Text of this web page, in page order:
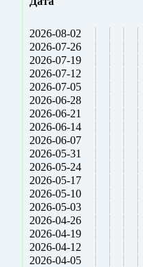
2026-08-02
2026-07-26
2026-07-19
2026-07-12
2026-07-05
2026-06-28
2026-06-21
2026-06-14
2026-06-07
2026-05-31
2026-05-24
2026-05-17
2026-05-10
2026-05-03
2026-04-26
2026-04-19
2026-04-12
2026-04-05